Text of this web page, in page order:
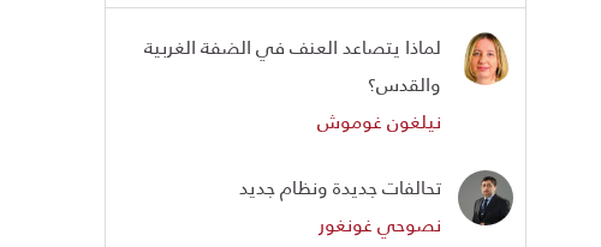
لماذا يتصاعد العنف في الضفة الغربية
والقدس؟
نيلغون غوموش
تحالفات جديدة ونظام جديد
نصوحي غونغور